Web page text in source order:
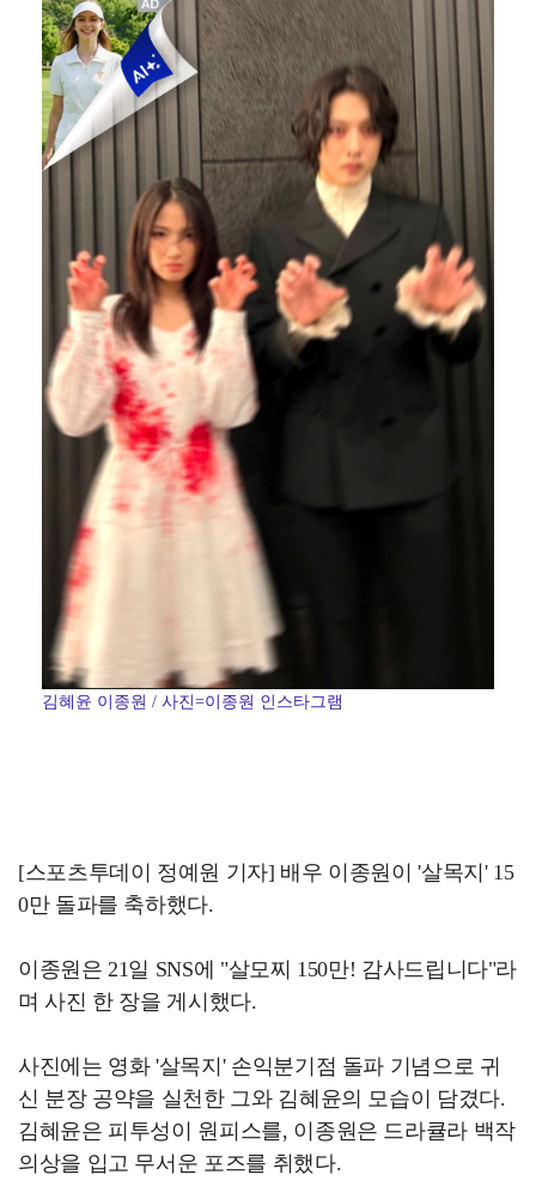
[ST포토] 장은수, KLPGA 첫 우승
[ST포토] 장은수, 선수들과 다함께
[ST포토] 장은수, KLPGA 첫 우승
김혜윤 이종원 / 사진=이종원 인스타그램
[스포츠투데이 정예원 기자] 배우 이종원이 '살목지' 15
0만 돌파를 축하했다.
이종원은 21일 SNS에 "살모찌 150만! 감사드립니다"라
며 사진 한 장을 게시했다.
사진에는 영화 '살목지' 손익분기점 돌파 기념으로 귀
신 분장 공약을 실천한 그와 김혜윤의 모습이 담겼다.
김혜윤은 피투성이 원피스를, 이종원은 드라큘라 백작
의상을 입고 무서운 포즈를 취했다.